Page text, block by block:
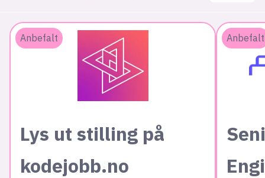
Anbefalt
Lys ut stilling på
kodejobb.no
Anbefalt